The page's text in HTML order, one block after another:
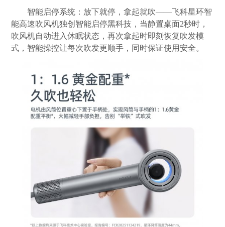
智能启停系统：放下就停，拿起就吹——飞科星环智
能高速吹风机独创智能启停黑科技，当静置桌面2秒时，
吹风机自动进入休眠状态，再次拿起时即刻恢复吹发模
式，智能操控让每次吹发更顺手，同时保证使用安全。